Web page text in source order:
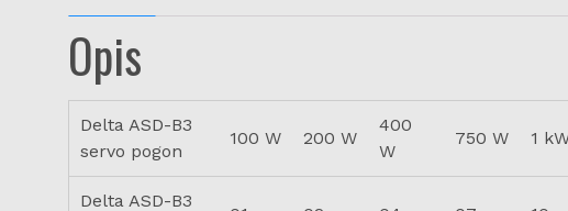
Opis
Delta ASD-B3
servo pogon
100 W 200 W
400
W
750 W 1
Delta ASD-B3